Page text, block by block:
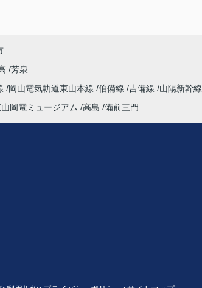
芳泉
岡山電気軌道東山本線 伯備線 吉備線
山陽新幹線
岡電ミュージアム 高島 備前三門